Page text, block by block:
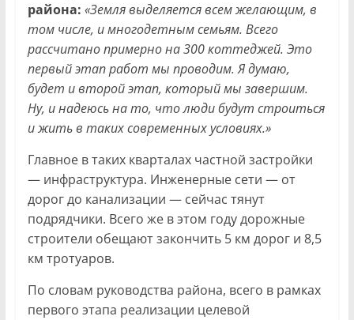
района: «Земля выделяется всем желающим, в
том числе, и многодетным семьям. Всего
рассчитано примерно на 300 коттеджей. Это
первый этап работ мы проводим. Я думаю,
будет и второй этап, который мы завершим.
Ну, и надеюсь на то, что люди будут строиться
и жить в таких современных условиях.»
Главное в таких кварталах частной застройки
— инфраструктура. Инженерные сети — от
дорог до канализации — сейчас тянут
подрядчики. Всего же в этом году дорожные
строители обещают закончить 5 км дорог и 8,5
км тротуаров.
По словам руководства района, всего в рамках
первого этапа реализации целевой